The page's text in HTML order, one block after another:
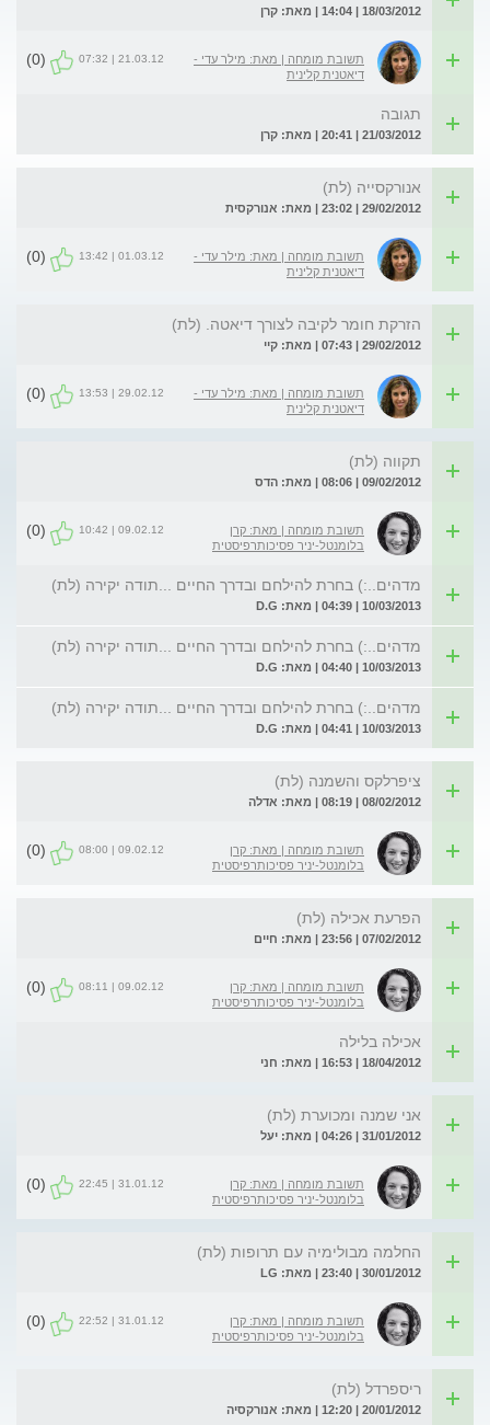
18/03/2012 | 14:04 | מאת: קרן
תשובת מומחה | מאת: מילר עדי -
דיאטנית קלינית
21.03.12 | 07:32
(0)
תגובה
21/03/2012 | 20:41 | מאת: קרן
אנורקסייה (לת)
29/02/2012 | 23:02 | מאת: אנורקסית
תשובת מומחה | מאת: מילר עדי -
דיאטנית קלינית
01.03.12 | 13:42
(0)
הזרקת חומר לקיבה לצורך דיאטה. (לת)
29/02/2012 | 07:43 | מאת: קיי
תשובת מומחה | מאת: מילר עדי -
דיאטנית קלינית
29.02.12 | 13:53
(0)
תקווה (לת)
09/02/2012 | 08:06 | מאת: הדס
תשובת מומחה | מאת: קרן
בלומנטל-יניר פסיכותרפיסטית
09.02.12 | 10:42
(0)
מדהים..:) בחרת להילחם ובדרך החיים ...תודה יקירה (לת)
10/03/2013 | 04:39 | מאת: D.G
מדהים..:) בחרת להילחם ובדרך החיים ...תודה יקירה (לת)
10/03/2013 | 04:40 | מאת: D.G
מדהים..:) בחרת להילחם ובדרך החיים ...תודה יקירה (לת)
10/03/2013 | 04:41 | מאת: D.G
ציפרלקס והשמנה (לת)
08/02/2012 | 08:19 | מאת: אדלה
תשובת מומחה | מאת: קרן
בלומנטל-יניר פסיכותרפיסטית
09.02.12 | 08:00
(0)
הפרעת אכילה (לת)
07/02/2012 | 23:56 | מאת: חיים
תשובת מומחה | מאת: קרן
בלומנטל-יניר פסיכותרפיסטית
09.02.12 | 08:11
(0)
אכילה בלילה
18/04/2012 | 16:53 | מאת: חני
אני שמנה ומכוערת (לת)
31/01/2012 | 04:26 | מאת: יעל
תשובת מומחה | מאת: קרן
בלומנטל-יניר פסיכותרפיסטית
31.01.12 | 22:45
(0)
החלמה מבולימיה עם תרופות (לת)
30/01/2012 | 23:40 | מאת: LG
תשובת מומחה | מאת: קרן
בלומנטל-יניר פסיכותרפיסטית
31.01.12 | 22:52
(0)
ריספרדל (לת)
20/01/2012 | 12:20 | מאת: אנורקסיה